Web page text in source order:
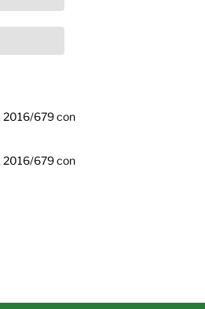
2016/679 con
2016/679 con